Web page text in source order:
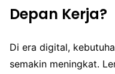
Depan Kerja?
Di era digital,
semakin meningkat.